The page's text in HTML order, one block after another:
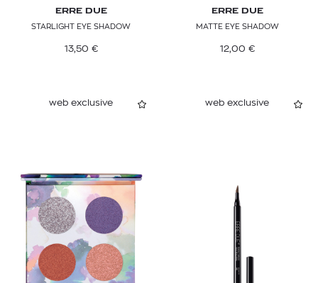
ERRE DUE
STARLIGHT EYE SHADOW
13,50 €
ERRE DUE
MATTE EYE SHADOW
12,00 €
web exclusive web exclusive